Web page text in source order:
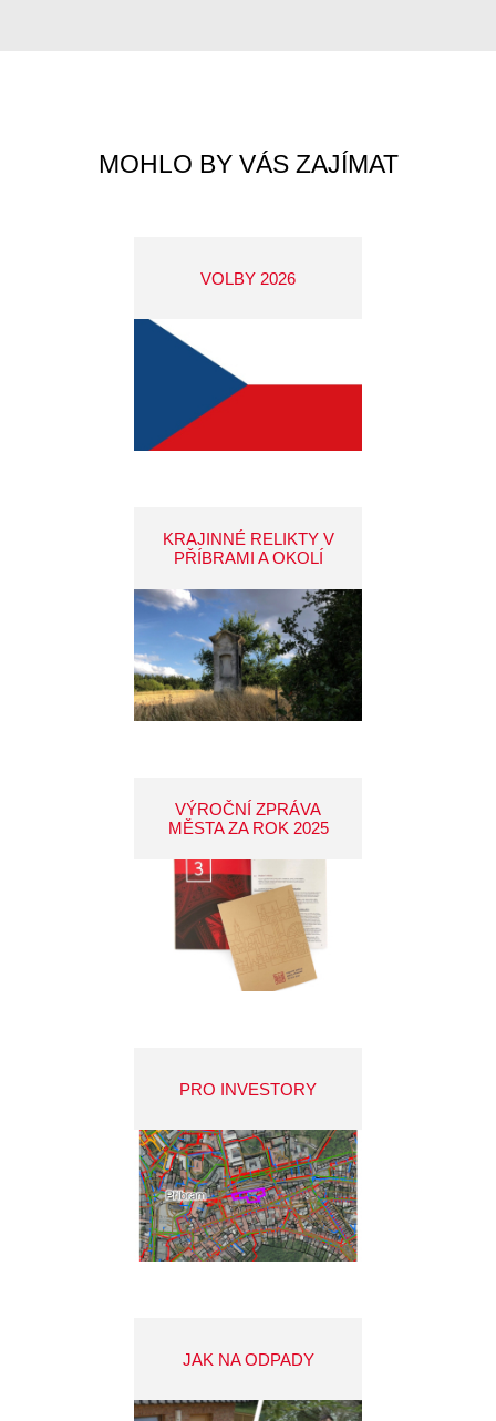
MOHLO BY VÁS ZAJÍMAT
VOLBY 2026
KRAJINNÉ RELIKTY V
PŘÍBRAMI A OKOLÍ
VÝROČNÍ ZPRÁVA
MĚSTA ZA ROK 2025
PRO INVESTORY
JAK NA ODPADY